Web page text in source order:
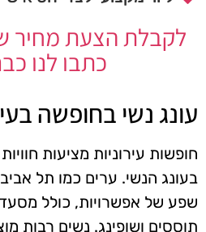
לקבלת הצעת מחיר
כתבו לנו
עונג נשי בחופשה
חופשות עירוניות מציעות
בעונג הנשי. ערים כמו תל
שפע של אפשרויות, כולל
תוססים ושופינג. נשים רבות